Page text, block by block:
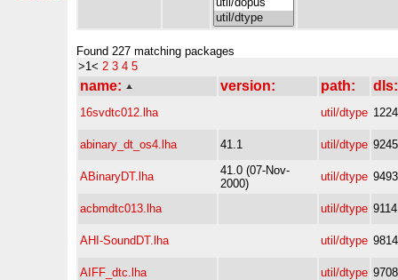
Found 227 matching packages
>1< 2 3 4 5
name: version: path: dls:
16svdtc012.lha util/dtype
abinary_dt_os4.lha 41.1 util/dtype 9245
ABinaryDT.lha
41.0 (07-Nov-
2000)
util/dtype 9493
acbmdtc013.lha util/dtype 9114
AHI-SoundDT.lha util/dtype 9814
AIFF_dtc.lha util/dtype 9708